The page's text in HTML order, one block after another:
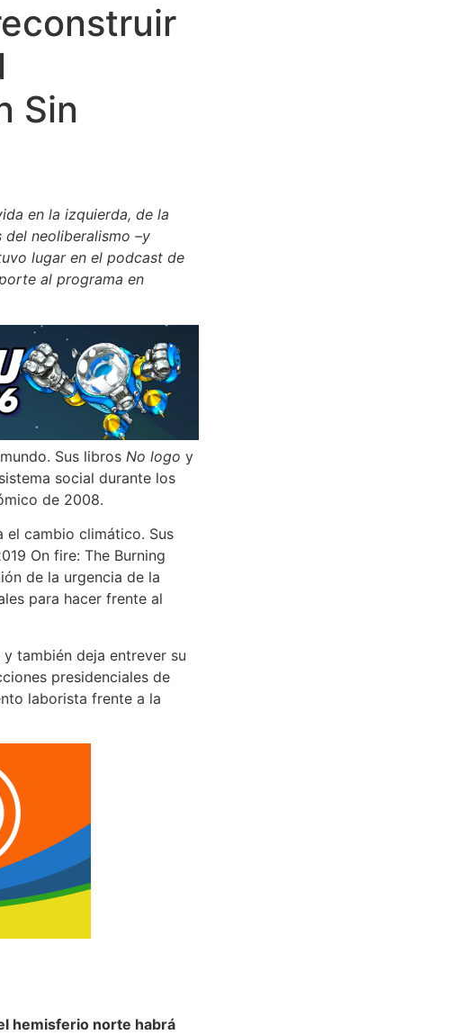
Sin
en la izquierda, de la
neoliberalismo –y
lugar en el podcast de
al programa en
Sus libros No logo y
social durante los
de 2008.
el cambio climático. Sus
On fire: The Burning
de la urgencia de la
para hacer frente al
también deja entrever su
presidenciales de
laborista frente a la
hemisferio norte habrá